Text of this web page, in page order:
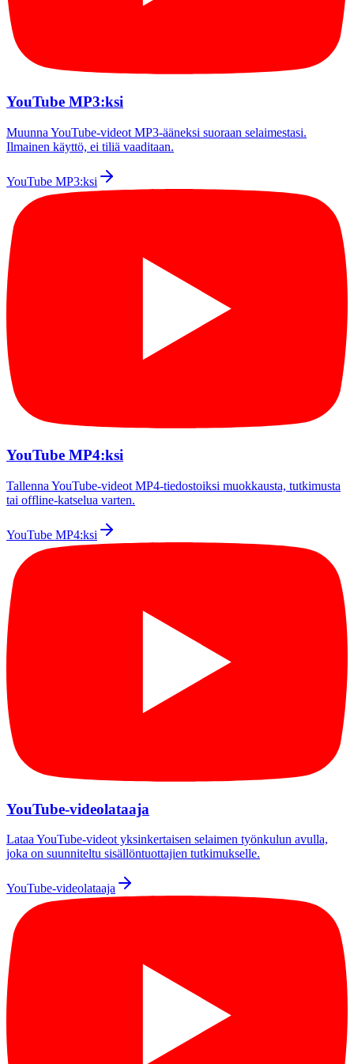
YouTube MP3:ksi
Muunna YouTube-videot MP3-ääneksi suoraan selaimestasi.
Ilmainen käyttö, ei tiliä vaaditaan.
YouTube MP3:ksi
YouTube MP4:ksi
Tallenna YouTube-videot MP4-tiedostoiksi muokkausta, tutkimusta
tai offline-katselua varten.
YouTube MP4:ksi
YouTube-videolataaja
Lataa YouTube-videot yksinkertaisen selaimen työnkulun avulla,
joka on suunniteltu sisällöntuottajien tutkimukselle.
YouTube-videolataaja